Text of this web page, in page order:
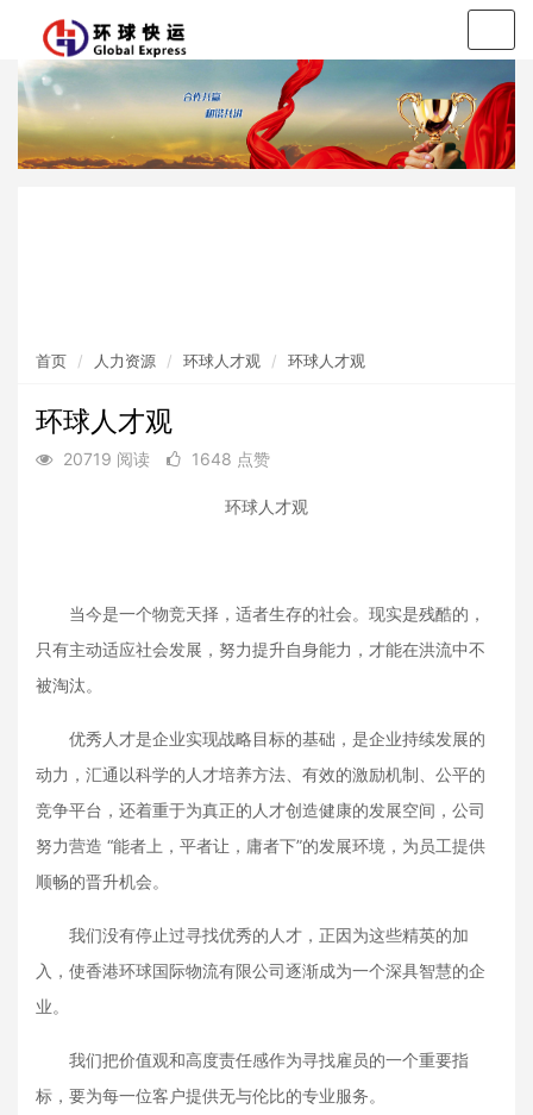
首页 人力资源 环球人才观 环球人才观
环球人才观
20719 阅读 1648 点赞
环球人才观
当今是一个物竞天择，适者生存的社会。现实是残酷的，
只有主动适应社会发展，努力提升自身能力，才能在洪流中不
被淘汰。
优秀人才是企业实现战略目标的基础，是企业持续发展的
动力，汇通以科学的人才培养方法、有效的激励机制、公平的
竞争平台，还着重于为真正的人才创造健康的发展空间，公司
努力营造 “能者上，平者让，庸者下”的发展环境，为员工提供
顺畅的晋升机会。
我们没有停止过寻找优秀的人才，正因为这些精英的加
入，使香港环球国际物流有限公司逐渐成为一个深具智慧的企
业。
我们把价值观和高度责任感作为寻找雇员的一个重要指
标，要为每一位客户提供无与伦比的专业服务。